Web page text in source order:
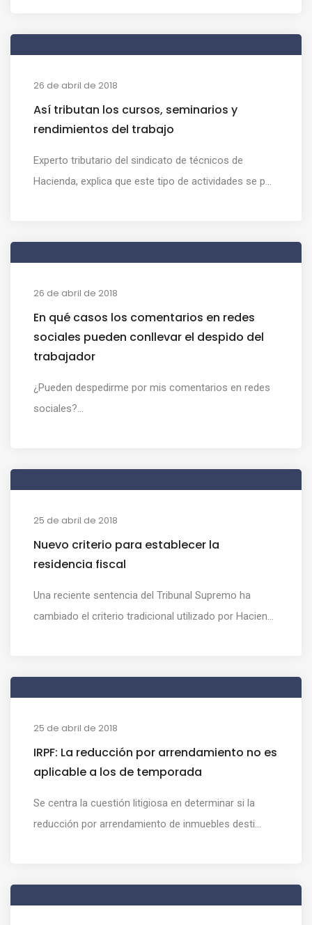
26 de abril de 2018
Así tributan los cursos, seminarios y
rendimientos del trabajo
Experto tributario del sindicato de técnicos de
Hacienda, explica que este tipo de actividades se p...
26 de abril de 2018
En qué casos los comentarios en redes
sociales pueden conllevar el despido del
trabajador
¿Pueden despedirme por mis comentarios en redes
sociales?...
25 de abril de 2018
Nuevo criterio para establecer la
residencia fiscal
Una reciente sentencia del Tribunal Supremo ha
cambiado el criterio tradicional utilizado por Hacien...
25 de abril de 2018
IRPF: La reducción por arrendamiento no es
aplicable a los de temporada
Se centra la cuestión litigiosa en determinar si la
reducción por arrendamiento de inmuebles desti...